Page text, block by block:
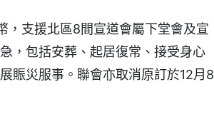
，支援北區8間宣道會屬下堂會及宣
，包括安葬、起居復常、接受身心
賑災服事。聯會亦取消原訂於12月8